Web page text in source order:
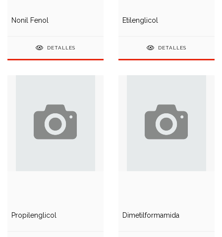
Nonil Fenol
DETALLES
Etilenglicol
DETALLES
Propilenglicol Dimetilformamida